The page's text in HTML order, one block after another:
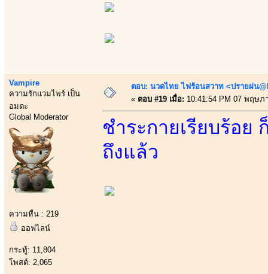
Vampire
ความรักแวมไพร์ เป็น
อมตะ
Global Moderator
ความหื่น : 219
ออฟไลน์
กระทู้: 11,804
โพสต์: 2,065
ตอบ: นวดไทย ไฟร้อนสวาท <ปรายฝน
« ตอบ #19 เมื่อ: 10:41:54 PM 07 พฤษภ
ชำระกายเรียบร้อ
ถึงแล้ว